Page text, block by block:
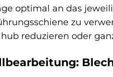
optimal an das
zu
reduzieren oder